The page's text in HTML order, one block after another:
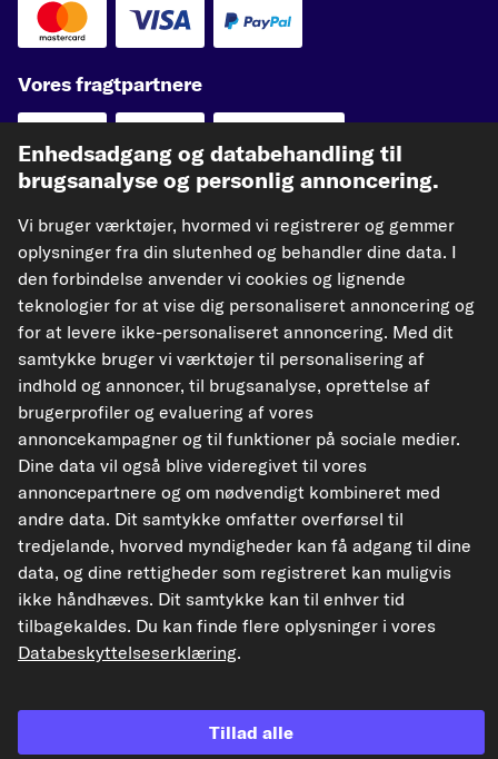
Vores fragtpartnere
kfzteile24.de kfzteile24.at
carpardoo.nl
carpardoo.fr
De data, der præsenteres her, især hele databasen, må ikke gengives.
Gengivelse og distribution af data og database uden forudgående samtykke fra
TecAlliance og/eller involvering af tredjeparter i sådanne aktiviteter er strengt
forbudt. Enhver uautoriseret brug af indhold udgør en krænkelse af
ophavsretten og kan resultere i retssager.
Tilbagekaldelse af aftalen
© 2026 carpardoo – Alle rettigheder forbeholdes.
Enhedsadgang og databehandling til
brugsanalyse og personlig annoncering.
Vi bruger værktøjer, hvormed vi registrerer og gemmer
oplysninger fra din slutenhed og behandler dine data. I
den forbindelse anvender vi cookies og lignende
teknologier for at vise dig personaliseret annoncering og
for at levere ikke-personaliseret annoncering. Med dit
samtykke bruger vi værktøjer til personalisering af
indhold og annoncer, til brugsanalyse, oprettelse af
brugerprofiler og evaluering af vores
annoncekampagner og til funktioner på sociale medier.
Dine data vil også blive videregivet til vores
annoncepartnere og om nødvendigt kombineret med
andre data. Dit samtykke omfatter overførsel til
tredjelande, hvorved myndigheder kan få adgang til dine
data, og dine rettigheder som registreret kan muligvis
ikke håndhæves. Dit samtykke kan til enhver tid
tilbagekaldes. Du kan finde flere oplysninger i vores
Databeskyttelseserklæring.
Tillad alle